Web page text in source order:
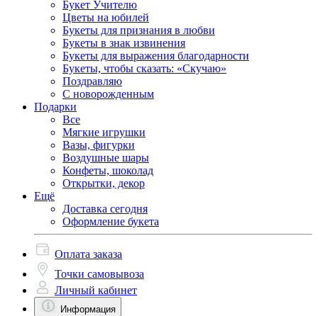
Букет Учителю
Цветы на юбилей
Букеты для признания в любви
Букеты в знак извинения
Букеты для выражения благодарности
Букеты, чтобы сказать: «Скучаю»
Поздравляю
С новорожденным
Подарки
Все
Мягкие игрушки
Вазы, фигурки
Воздушные шары
Конфеты, шоколад
Открытки, декор
Ещё
Доставка сегодня
Оформление букета
Оплата заказа
Точки самовывоза
Личный кабинет
Информация